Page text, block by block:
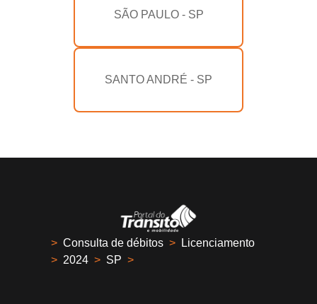
SÃO PAULO - SP
SANTO ANDRÉ - SP
> Consulta de débitos >
Licenciamento
> 2024 > SP >